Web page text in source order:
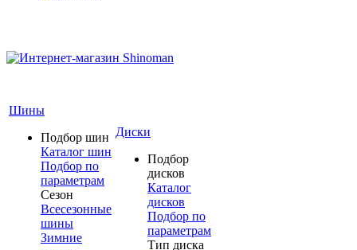
Шины
Подбор шин
Каталог шин
Подбор по
параметрам
Сезон
Всесезонные
шины
Зимние
Диски
Подбор
дисков
Каталог
дисков
Подбор по
параметрам
Тип диска